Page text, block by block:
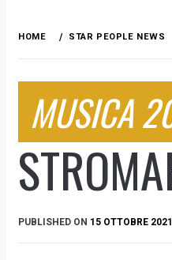
HOME STAR PEOPLE NEWS
MUSICA
PUBLISHED ON 15 OTTOBRE 2021